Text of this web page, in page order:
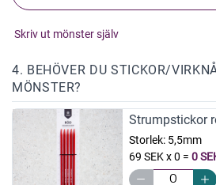
Skriv ut mönster själv
4. BEHÖVER DU STICKOR/
MÖNSTER?
Strumpstickor
Storlek: 5,5mm
69 SEK x 0 = 0